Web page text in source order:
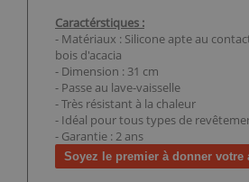
Caractérstiques :
- Matériaux : Silicone apte au
bois d'acacia
- Dimension : 31 cm
- Passe au lave-vaisselle
- Très résistant à la chaleur
- Idéal pour tous types de
- Garantie : 2 ans
Soyez le premier à donner votre